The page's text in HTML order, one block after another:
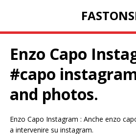
Enzo Capo
#capo
and photos.
Enzo Capo Instagram : Anche enzo
a intervenire su instagram.